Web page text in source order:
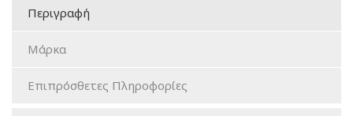
Περιγραφή
Μάρκα
Επιπρόσθετες Πληροφορίες